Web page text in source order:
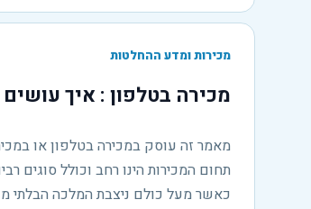
מכירות ומדע ההחלטות
מכירה בטלפון : איך
מאמר זה עוסק במכירה בטלפון או
תחום המכירות הינו רחב וכולל סוגים
כאשר מעל כולם ניצבת המלכה הבלתי